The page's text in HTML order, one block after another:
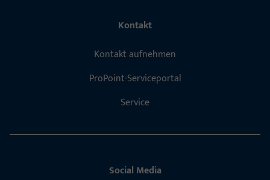
Kontakt
Kontakt aufnehmen
ProPoint-Serviceportal
Service
Social Media